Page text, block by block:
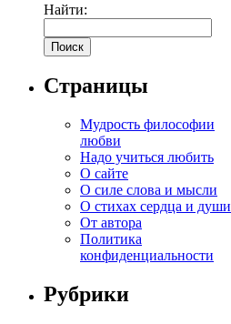
Найти:
Страницы
Мудрость философии
любви
Надо учиться любить
О сайте
О силе слова и мысли
О стихах сердца и души
От автора
Политика
конфиденциальности
Рубрики